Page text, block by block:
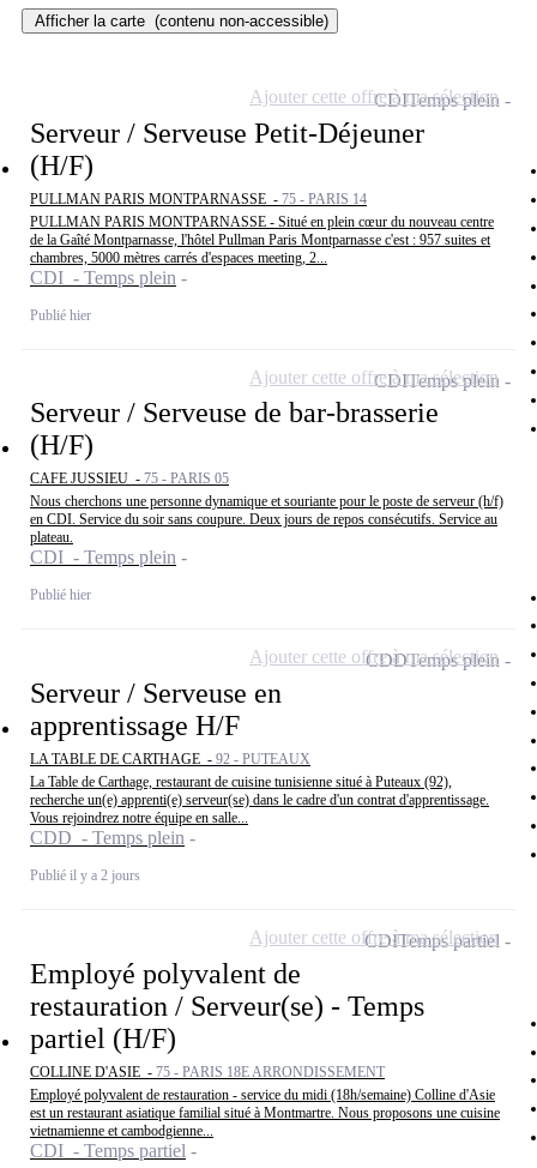
Afficher la carte (contenu non-accessible)
Serveur / Serveuse Petit-Déjeuner
(H/F)
PULLMAN PARIS MONTPARNASSE - 75 - PARIS 14
PULLMAN PARIS MONTPARNASSE - Situé en plein cœur du nouveau centre
de la Gaîté Montparnasse, l'hôtel Pullman Paris Montparnasse c'est : 957 suites et
chambres, 5000 mètres carrés d'espaces meeting, 2...
CDI - Temps plein
Publié hier
CDITemps plein
Ajouter cette offre à ma sélection
Serveur / Serveuse de bar-brasserie
(H/F)
CAFE JUSSIEU - 75 - PARIS 05
Nous cherchons une personne dynamique et souriante pour le poste de serveur (h/f)
en CDI. Service du soir sans coupure. Deux jours de repos consécutifs. Service au
plateau.
CDI - Temps plein
Publié hier
CDITemps plein
Ajouter cette offre à ma sélection
Serveur / Serveuse en
apprentissage H/F
LA TABLE DE CARTHAGE - 92 - PUTEAUX
La Table de Carthage, restaurant de cuisine tunisienne situé à Puteaux (92),
recherche un(e) apprenti(e) serveur(se) dans le cadre d'un contrat d'apprentissage.
Vous rejoindrez notre équipe en salle...
CDD - Temps plein
Publié il y a 2 jours
CDDTemps plein
Ajouter cette offre à ma sélection
Employé polyvalent de
restauration / Serveur(se) - Temps
partiel (H/F)
COLLINE D'ASIE - 75 - PARIS 18E ARRONDISSEMENT
Employé polyvalent de restauration - service du midi (18h/semaine) Colline d'Asie
est un restaurant asiatique familial situé à Montmartre. Nous proposons une cuisine
vietnamienne et cambodgienne...
CDI - Temps partiel
CDITemps partiel
Ajouter cette offre à ma sélection